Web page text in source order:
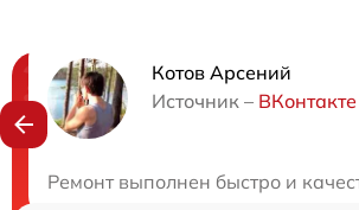
Котов Арсений
Источник – ВКонтакте
Ремонт выполнен быстро и
Нужна